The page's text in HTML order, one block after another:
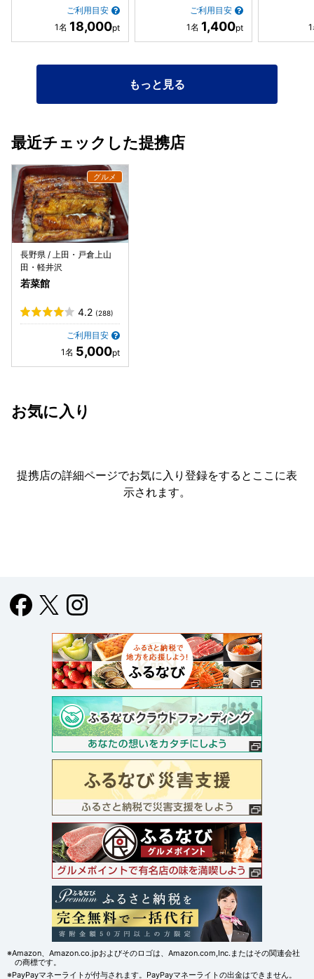
はフワフワの仕上がり、甘辛くコク深いタレが絶妙な味わい
を演出、ご飯がススムのでした(*￣∇￣)ノ とくにうなぎが重
なった部分はテンションが上がり、ご飯にもタレがよく沁み
さしい味わいで五臓六腑に沁み、長野らしい野沢菜も美味し
くいただきましたo(*⌒―⌒*)o 久しぶりに老舗の味と再会で
ご利用目安
18,000
ご利用目安
1,400
もっと見る
最近チェックした提携店
長野県 / 上田・戸倉上山
田・軽井沢
若菜館
4.2 (288)
ご利用目安
5,000
お気に入り
提携店の詳細ページでお気に入り登録をすると ここに表
示されます。
※Amazon、Amazon.co.jpおよびそのロゴは、Amazon.com,Inc.またはその関連会社
の商標です。
※PayPayマネーライトが付与されます。PayPayマネーライトの出金はできません。